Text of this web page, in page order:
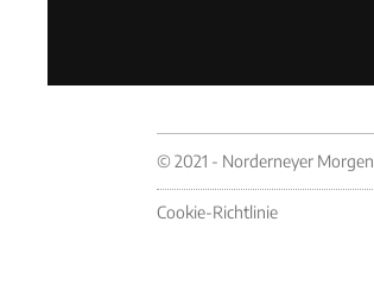
© 2021 - Norderneyer Morgen
Cookie-Richtlinie